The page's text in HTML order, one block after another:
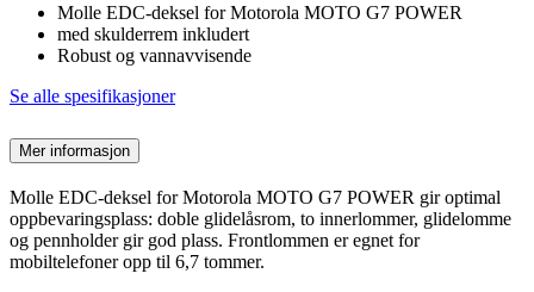
Molle EDC-deksel for Motorola MOTO G7 POWER
med skulderrem inkludert
Robust og vannavvisende
Se alle spesifikasjoner
Mer informasjon
Molle EDC-deksel for Motorola MOTO G7 POWER gir optimal
oppbevaringsplass: doble glidelåsrom, to innerlommer, glidelomme
og pennholder gir god plass. Frontlommen er egnet for
mobiltelefoner opp til 6,7 tommer.